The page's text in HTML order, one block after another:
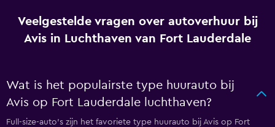
Veelgestelde vragen over autoverhuur bij
Avis in Luchthaven van Fort Lauderdale
Wat is het populairste type huurauto bij
Avis op Fort Lauderdale luchthaven?
Full-size-auto's zijn het favoriete type huurauto bij Avis op Fort